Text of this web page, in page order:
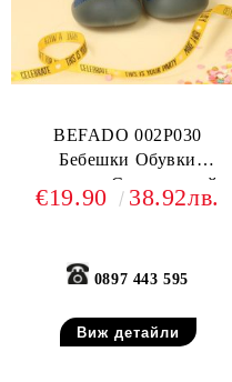
BEFADO 002P030
Бебешки Обувки
чорапчета, Сини със зайче
€19.90 38.92лв.
0897 443 595
Виж детайли